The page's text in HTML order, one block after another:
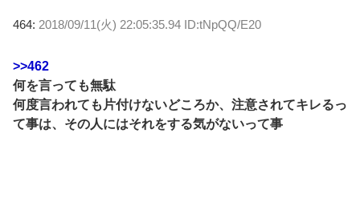
464: 2018/09/11(火) 22:05:35.94 ID:tNpQQ/E20
>>462
何を言っても無駄
何度言われても片付けないどころか、注意されてキレるっ
て事は、その人にはそれをする気がないって事